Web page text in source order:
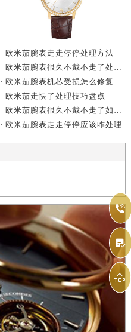
· 欧米茄腕表走走停停处理方法
· 欧米茄腕表机芯受损怎么修复
· 欧米茄走快了处理技巧盘点
· 欧米茄腕表走走停停应该咋处理


